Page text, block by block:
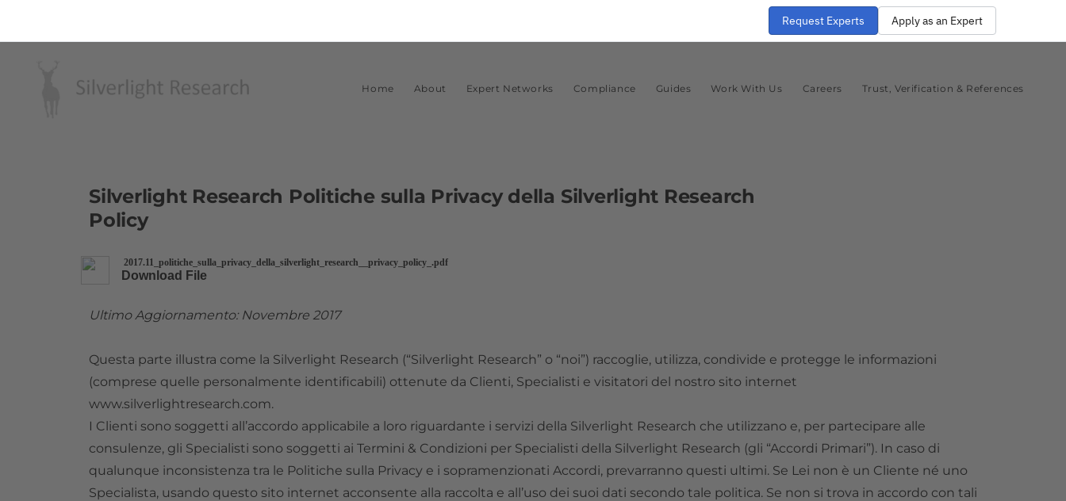
Request Experts Apply as an Expert
Home About Expert Networks Compliance Guides Work With Us Careers Trust, Verification & References
Silverlight Research Politiche sulla Privacy della Silverlight Research
​Policy
2017.11_politiche_sulla_privacy_della_silverlight_research__privacy_policy_.pdf
Download File
Ultimo Aggiornamento: Novembre 2017
Questa parte illustra come la Silverlight Research (“Silverlight Research” o “noi”) raccoglie, utilizza, condivide e protegge le informazioni
(comprese quelle personalmente identificabili) ottenute da Clienti, Specialisti e visitatori del nostro sito internet
www.silverlightresearch.com.
I Clienti sono soggetti all’accordo applicabile a loro riguardante i servizi della Silverlight Research che utilizzano e, per partecipare alle
consulenze, gli Specialisti sono soggetti ai Termini & Condizioni per Specialisti della Silverlight Research (gli “Accordi Primari”). In caso di
qualunque inconsistenza tra le Politiche sulla Privacy e i sopramenzionati Accordi, prevarranno questi ultimi. Se Lei non è un Cliente né uno
Specialista, usando questo sito internet acconsente alla raccolta e all’uso dei suoi dati secondo tale politica. Se non si trova in accordo con tali